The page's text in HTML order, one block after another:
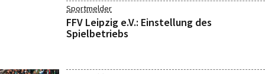
Sportmelder
FFV Leipzig e.V.: Einstellung des
Spielbetriebs